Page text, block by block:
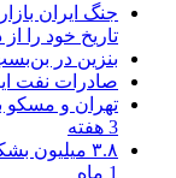
جنگ ایران
تاریخ خود را
بنزین در
صادرات نفت
تهران و مسکو
3 هفته
۳.۸ میلیون بشکه نفت خام ایران از محاصره آمریکا عبور کرد
1 ماه